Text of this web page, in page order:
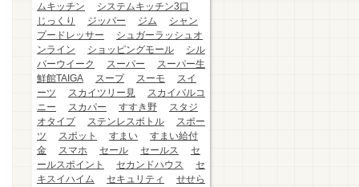
ムキッチン
システムキッチン3口
じっくり
ジッパー ジム
シャン
プードレッサー
シュガーラッシュオ
ンライン
ショッピングモール
シル
バーウイーク
スーパー
スーパー生
鮮館TAIGA
スープ スーモ
スイ
ーツ
スカイツリー見
スカイバルコ
ニー
スカパー すすき野
スタジ
オタイプ
ステンレスボトル
スポー
ツ
スポット すまい
すまい給付
金
スマホ セール セールス
セ
ールスポイント
セカンドハウス
セ
キスイハイム
セキュリティ
せせら